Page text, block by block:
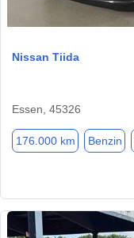
Nissan Tiida
Essen, 45326
176.000 km Benzin